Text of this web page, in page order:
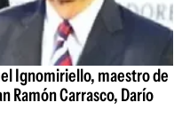
Ignomiriello, maestro de
Ramón Carrasco, Darío